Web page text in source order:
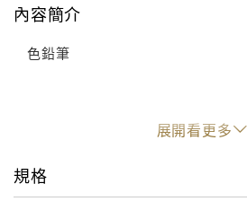
內容簡介
色鉛筆
展開看更多
規格